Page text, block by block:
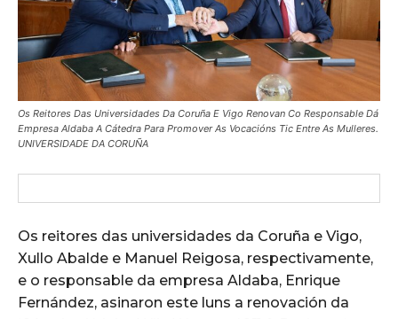
Os Reitores Das Universidades Da Coruña E Vigo Renovan Co Responsable Dá
Empresa Aldaba A Cátedra Para Promover As Vocacións Tic Entre As Mulleres.
UNIVERSIDADE DA CORUÑA
Os reitores das universidades da Coruña e Vigo,
Xullo Abalde e Manuel Reigosa, respectivamente,
e o responsable da empresa Aldaba, Enrique
Fernández, asinaron este luns a renovación da